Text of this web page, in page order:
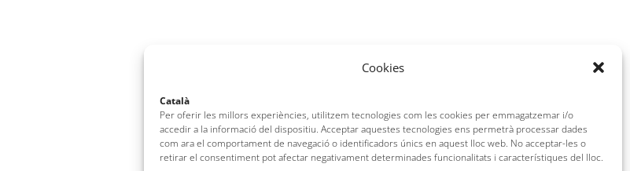
Cookies
Català
Per oferir les millors experiències, utilitzem tecnologies com les cookies per emmagatzemar i/o
accedir a la informació del dispositiu. Acceptar aquestes tecnologies ens permetrà processar dades
com ara el comportament de navegació o identificadors únics en aquest lloc web. No acceptar-les o
retirar el consentiment pot afectar negativament determinades funcionalitats i característiques del lloc.